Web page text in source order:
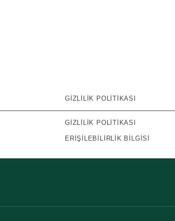
GIZLILIK POLITIKASI
GIZLILIK POLITIKASI
ERIŞILEBILIRLIK BILGISI